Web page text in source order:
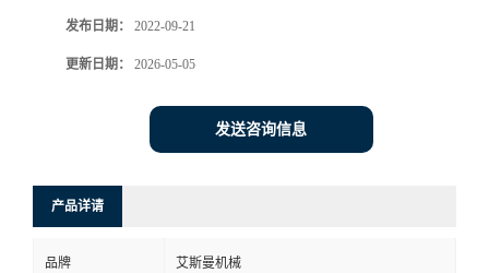
发布日期： 2022-09-21
更新日期： 2026-05-05
发送咨询信息
产品详请
品牌 艾斯曼机械